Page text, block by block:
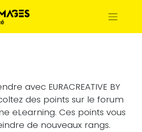
avec EURACREATIVE BY
des points sur le forum
eLearning. Ces points vous
de nouveaux rangs.